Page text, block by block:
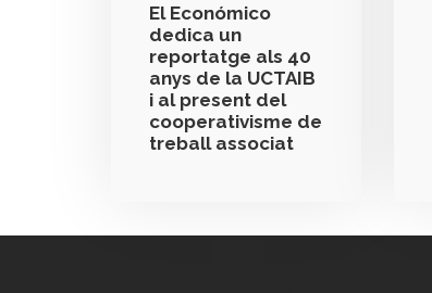
El Económico
dedica un
reportatge als 40
anys de la UCTAIB
i al present del
cooperativisme de
treball associat